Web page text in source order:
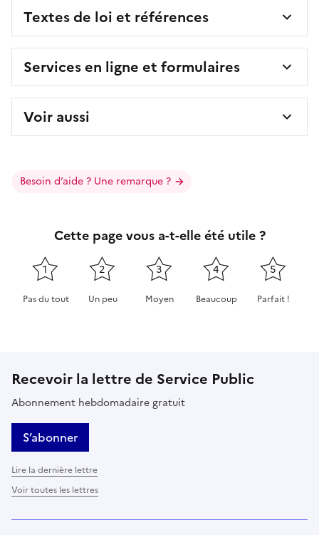
Textes de loi et références
Services en ligne et formulaires
Voir aussi
Besoin d’aide ? Une remarque ?
Cette page vous a-t-elle été utile ?
1
Pas du tout
2
Un peu
3
Moyen
4
Beaucoup
5
Parfait !
Recevoir la lettre de Service Public
Abonnement hebdomadaire gratuit
S’abonner
Lire la dernière lettre
Voir toutes les lettres